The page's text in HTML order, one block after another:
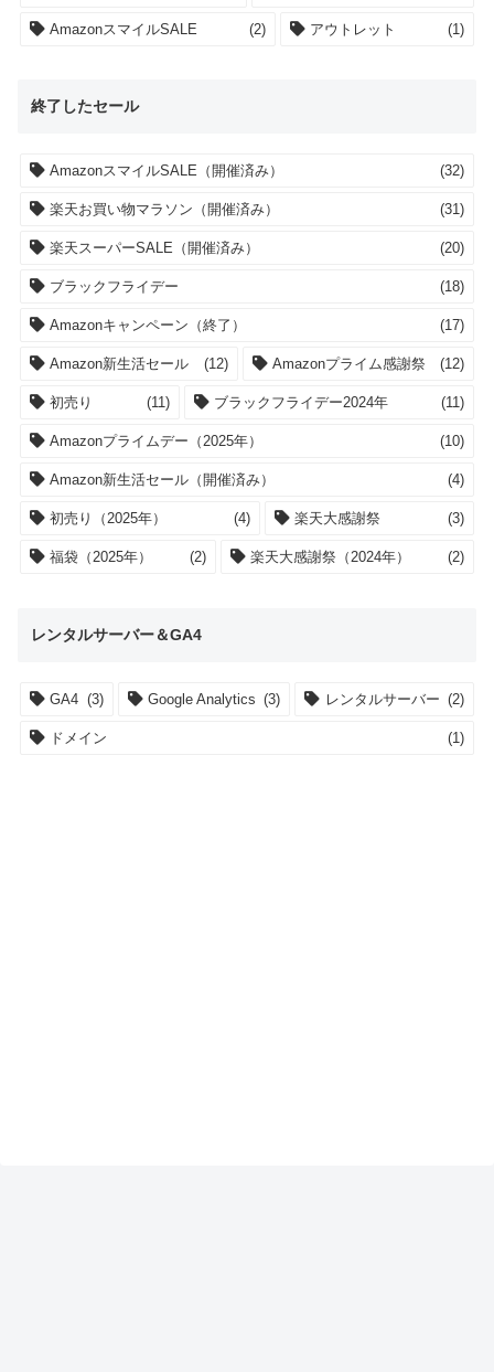
AmazonスマイルSALE (2) アウトレット (1)
終了したセール
AmazonスマイルSALE（開催済み） (32)
楽天お買い物マラソン（開催済み） (31)
楽天スーパーSALE（開催済み） (20)
ブラックフライデー (18)
Amazonキャンペーン（終了） (17)
Amazon新生活セール (12) Amazonプライム感謝祭 (12)
初売り (11) ブラックフライデー2024年 (11)
Amazonプライムデー（2025年） (10)
Amazon新生活セール（開催済み） (4)
初売り（2025年） (4) 楽天大感謝祭 (3)
福袋（2025年） (2) 楽天大感謝祭（2024年） (2)
レンタルサーバー＆GA4
GA4 (3) Google Analytics (3) レンタルサーバー (2)
ドメイン (1)